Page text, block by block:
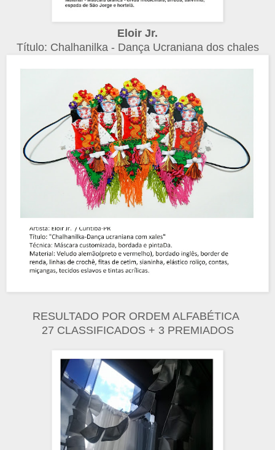
Eloir Jr.
Título: Chalhanilka - Dança Ucraniana dos chales
RESULTADO POR ORDEM ALFABÉTICA
27 CLASSIFICADOS + 3 PREMIADOS